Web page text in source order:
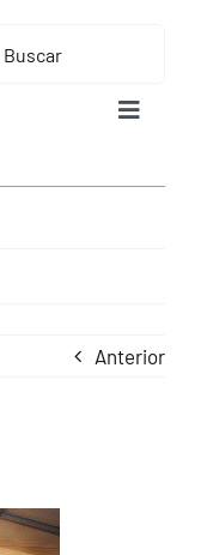
Toggle
Anterior